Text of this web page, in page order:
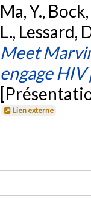
Ma, Y.,
L., Lessard,
Meet
engage
Lien externe